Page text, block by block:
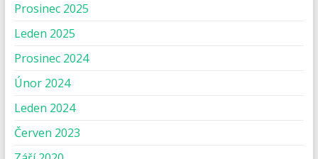
Prosinec 2025
Leden 2025
Prosinec 2024
Únor 2024
Leden 2024
Červen 2023